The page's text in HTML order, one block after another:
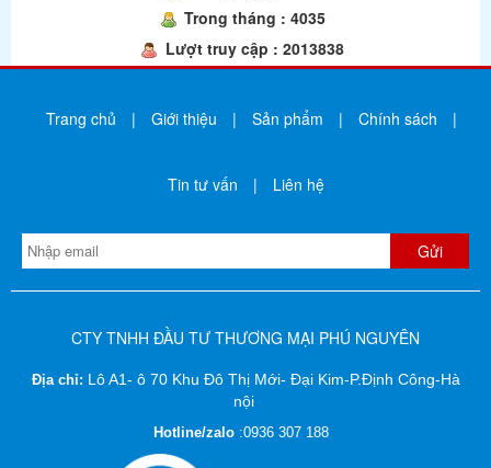
Trong tháng : 4035
Lượt truy cập : 2013838
Trang chủ | Giới thiệu | Sản phẩm | Chính sách |
Tin tư vấn | Liên hệ
CTY TNHH ĐẦU TƯ THƯƠNG MẠI PHÚ NGUYÊN
Địa chỉ: Lô A1- ô 70 Khu Đô Thị Mới- Đại Kim-P.Định Công-Hà
nội
Hotline/zalo :0936 307 188